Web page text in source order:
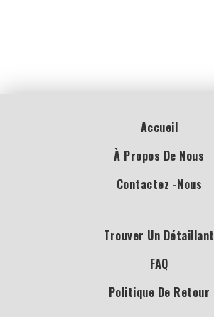
Accueil
À Propos De Nous
Contactez -nous
Trouver Un Détaillant
FAQ
Politique De Retour